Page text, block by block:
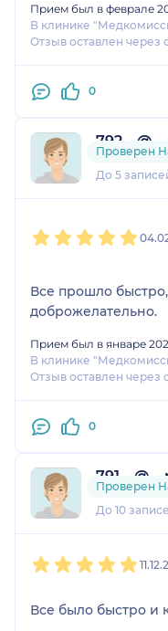
Прием был в феврале
В клинике
Отзыв оставлен через
0
1 отзыв
До 5
Проверен
Все прошло
доброжелательно.
Прием был в январе
В клинике
Отзыв оставлен через
0
2 отзыва
До 10
Проверен
Все было быстро и